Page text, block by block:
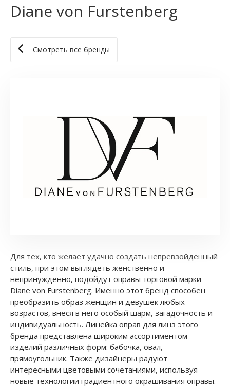
Diane von Furstenberg
Смотреть все бренды
Для тех, кто желает удачно создать непревзойденный
стиль, при этом выглядеть женственно и
непринужденно, подойдут оправы торговой марки
Diane von Furstenberg. Именно этот бренд способен
преобразить образ женщин и девушек любых
возрастов, внеся в него особый шарм, загадочность и
индивидуальность. Линейка оправ для линз этого
бренда представлена широким ассортиментом
изделий различных форм: бабочка, овал,
прямоугольник. Также дизайнеры радуют
интересными цветовыми сочетаниями, используя
новые технологии градиентного окрашивания оправы.